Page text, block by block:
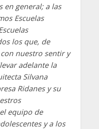
en general; a las
Escuelas
los que, de
nuestro sentir y
adelante la
Silvana
Ridanes y su
equipo de
y a los